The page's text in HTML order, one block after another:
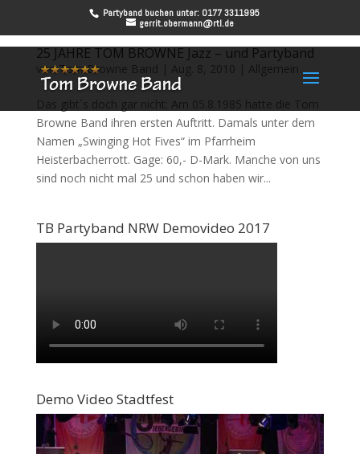
Partyband buchen unter: 0177 3311995
gerrit.obermann@rtl.de
25 JAHRE TOM BROWNE Jazz – und Partyband
vonTom Browne Band | Aug. 8, 2010 | Allgemein
Das gibt´s doch gar nicht: Am 05.8.1985 hatte die Tom
Browne Band ihren ersten Auftritt. Damals unter dem
Namen „Swinging Hot Fives“ im Pfarrheim
Heisterbacherrott. Gage: 60,- D-Mark. Manche von uns
sind noch nicht mal 25 und schon haben wir...
TB Partyband NRW Demovideo 2017
Demo Video Stadtfest